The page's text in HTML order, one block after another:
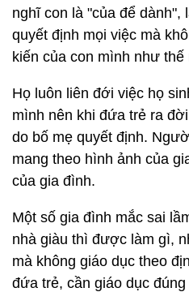
nghĩ con là "của để dành",
quyết định mọi việc mà
kiến của con mình như thế
Họ luôn liên đới việc họ
mình nên khi đứa trẻ ra
do bố mẹ quyết định.
mang theo hình ảnh của
của gia đình.
Một số gia đình mắc sai
nhà giàu thì được làm gì,
mà không giáo dục theo
đứa trẻ, cần giáo dục